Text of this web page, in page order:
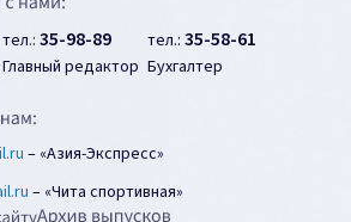
тел.: 35-98-89
Главный редактор
тел.: 35-58-61
Бухгалтер
– «Азия-Экспресс»
– «Чита спортивная»